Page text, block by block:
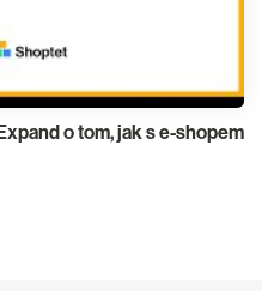
o tom, jak s e-shopem